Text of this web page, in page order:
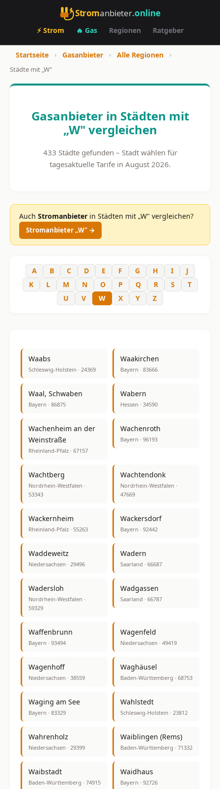
Stromanbieter.online
⚡ Strom 🔥 Gas Regionen Ratgeber
Startseite › Gasanbieter › Alle Regionen
›
Städte mit „W"
Gasanbieter in Städten mit
„W" vergleichen
433 Städte gefunden – Stadt wählen für
tagesaktuelle Tarife in August 2026.
Auch Stromanbieter in Städten mit „W" vergleichen?
Stromanbieter „W" →
A B C D E F G H I
J
K
L M N O P Q R S
T
U
V W X Y Z
Waabs
Schleswig-Holstein · 24369
Waakirchen
Bayern · 83666
Waal, Schwaben
Bayern · 86875
Wabern
Hessen · 34590
Wachenheim an der
Weinstraße
Rheinland-Pfalz · 67157
Wachenroth
Bayern · 96193
Wachtberg
Nordrhein-Westfalen ·
53343
Wachtendonk
Nordrhein-Westfalen ·
47669
Wackernheim
Rheinland-Pfalz · 55263
Wackersdorf
Bayern · 92442
Waddeweitz
Niedersachsen · 29496
Wadern
Saarland · 66687
Wadersloh
Nordrhein-Westfalen ·
59329
Wadgassen
Saarland · 66787
Waffenbrunn
Bayern · 93494
Wagenfeld
Niedersachsen · 49419
Wagenhoff
Niedersachsen · 38559
Waghäusel
Baden-Württemberg · 68753
Waging am See
Bayern · 83329
Wahlstedt
Schleswig-Holstein · 23812
Wahrenholz
Niedersachsen · 29399
Waiblingen (Rems)
Baden-Württemberg · 71332
Waibstadt
Baden-Württemberg · 74915
Waidhaus
Bayern · 92726